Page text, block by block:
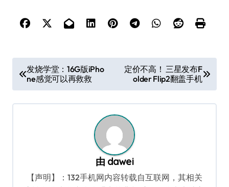
章
导
发烧学堂：16G版iPho
ne感觉可以再救救
定价不高！ 三星发布F
older Flip2翻盖手机
由 dawei
【声明】：132手机网内容转载自互联网，其相关